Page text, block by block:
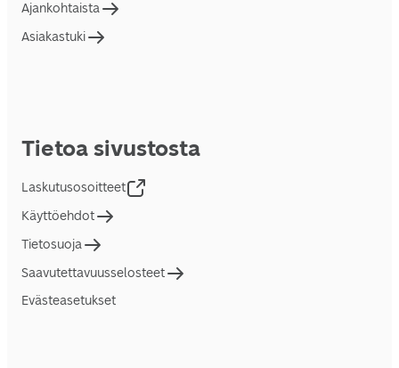
Ajankohtaista
Asiakastuki
Tietoa sivustosta
Laskutusosoitteet
Käyttöehdot
Tietosuoja
Saavutettavuusselosteet
Evästeasetukset